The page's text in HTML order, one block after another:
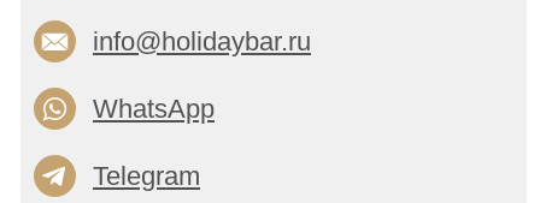
Контакты
Политика конфиденциальности
ИП Землякова Анастасия Павловна
ОГРНИП 311774613900241